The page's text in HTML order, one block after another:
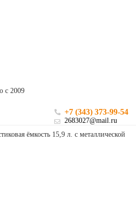
с 2009
+7 (343) 373-99-54
2683027@mail.ru
ёмкость 15,9 л. с металлической